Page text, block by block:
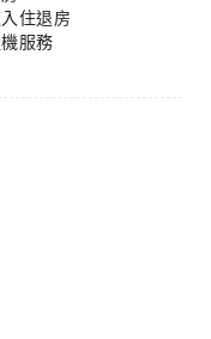
住退房
服務